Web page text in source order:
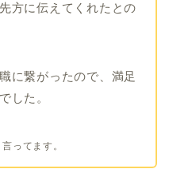
方に伝えてくれたとの
に繋がったので、満足
した。
ってます。